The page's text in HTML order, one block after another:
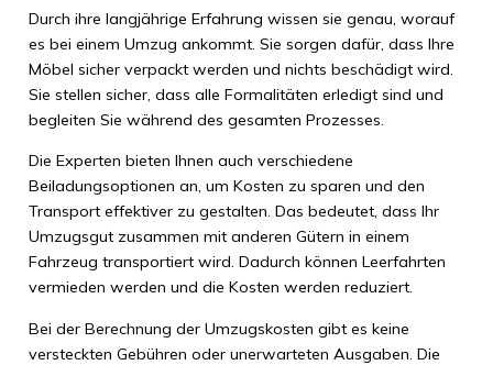
Durch ihre langjährige Erfahrung wissen sie genau, worauf
es bei einem Umzug ankommt. Sie sorgen dafür, dass Ihre
Möbel sicher verpackt werden und nichts beschädigt wird.
Sie stellen sicher, dass alle Formalitäten erledigt sind und
begleiten Sie während des gesamten Prozesses.
Die Experten bieten Ihnen auch verschiedene
Beiladungsoptionen an, um Kosten zu sparen und den
Transport effektiver zu gestalten. Das bedeutet, dass Ihr
Umzugsgut zusammen mit anderen Gütern in einem
Fahrzeug transportiert wird. Dadurch können Leerfahrten
vermieden werden und die Kosten werden reduziert.
Bei der Berechnung der Umzugskosten gibt es keine
versteckten Gebühren oder unerwarteten Ausgaben. Die